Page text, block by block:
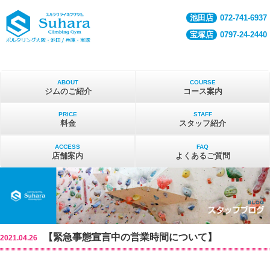
池田店
072-741-6937
宝塚店
0797-24-2440
ABOUT
ジムのご紹介
COURSE
コース案内
PRICE
料金
STAFF
スタッフ紹介
ACCESS
店舗案内
FAQ
よくあるご質問
2021.04.26 【緊急事態宣言中の営業時間について】